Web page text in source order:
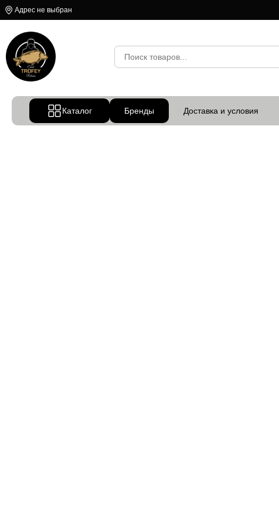
Адрес не выбран
Каталог Бренды Доставка и условия